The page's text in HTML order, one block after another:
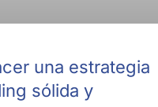
una estrategia
sólida y